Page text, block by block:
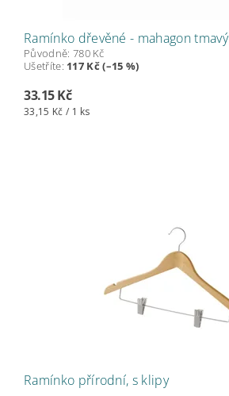
Ramínko dřevěné - mahagon tmavý
Původně: 780 Kč
Ušetříte: 117 Kč (–15 %)
33.15 Kč
33,15 Kč / 1 ks
Ramínko přírodní, s klipy